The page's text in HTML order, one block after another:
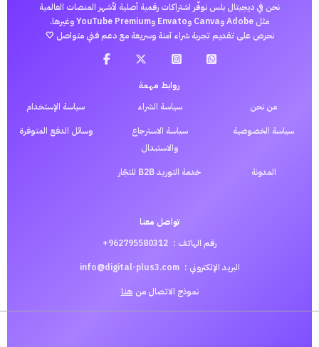
نحن في ديجيتال بلس نوفّر اشتراكات رقمية أصلية لأشهر المنصات العالمية
مثل Adobe وCanva وEnvato وYouTube Premium وغيرها.
نحرص على تقديم تجربة شراء آمنة وسريعة مع دعم فني متواصل 🤍
روابط مهمة
من نحن
سياسة الشراء
سياسة الإستخدام
سياسة الخصوصية
سياسة الاسترجاع
والاستبدال
وسائل الدفع المتوفرة
المدونة خدمة التوريد B2B للتجّار
تواصل معنا
رقم الهاتف : 962795580312+
البريد الإلكتروني : info@digital-plus3.com
نموذج الاتصال من هنا